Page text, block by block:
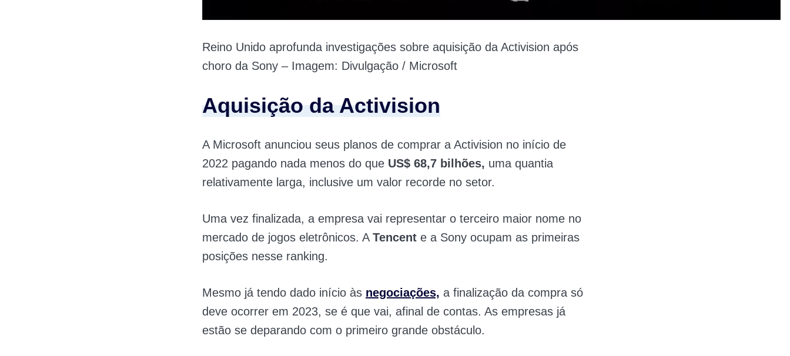
Reino Unido aprofunda investigações sobre aquisição da Activision após
choro da Sony – Imagem: Divulgação / Microsoft
Aquisição da Activision
A Microsoft anunciou seus planos de comprar a Activision no início de
2022 pagando nada menos do que US$ 68,7 bilhões, uma quantia
relativamente larga, inclusive um valor recorde no setor.
Uma vez finalizada, a empresa vai representar o terceiro maior nome no
mercado de jogos eletrônicos. A Tencent e a Sony ocupam as primeiras
posições nesse ranking.
Mesmo já tendo dado início às negociações, a finalização da compra só
deve ocorrer em 2023, se é que vai, afinal de contas. As empresas já
estão se deparando com o primeiro grande obstáculo.